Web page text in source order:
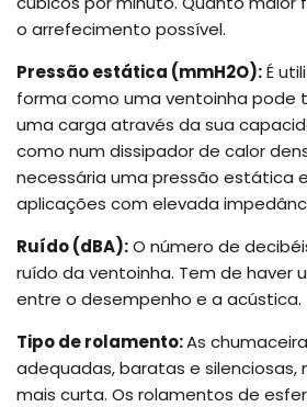
o arrefecimento possível.
Pressão estática (mmH2O):É
forma como uma ventoinha pode
uma carga através da sua
como num dissipador de calor
necessária uma pressão estática
aplicações com elevada
Ruído (dBA):O número de
ruído da ventoinha. Tem de haver
entre o desempenho e a acústica.
Tipo de rolamento:As
adequadas, baratas e silenciosas,
mais curta. Os rolamentos de